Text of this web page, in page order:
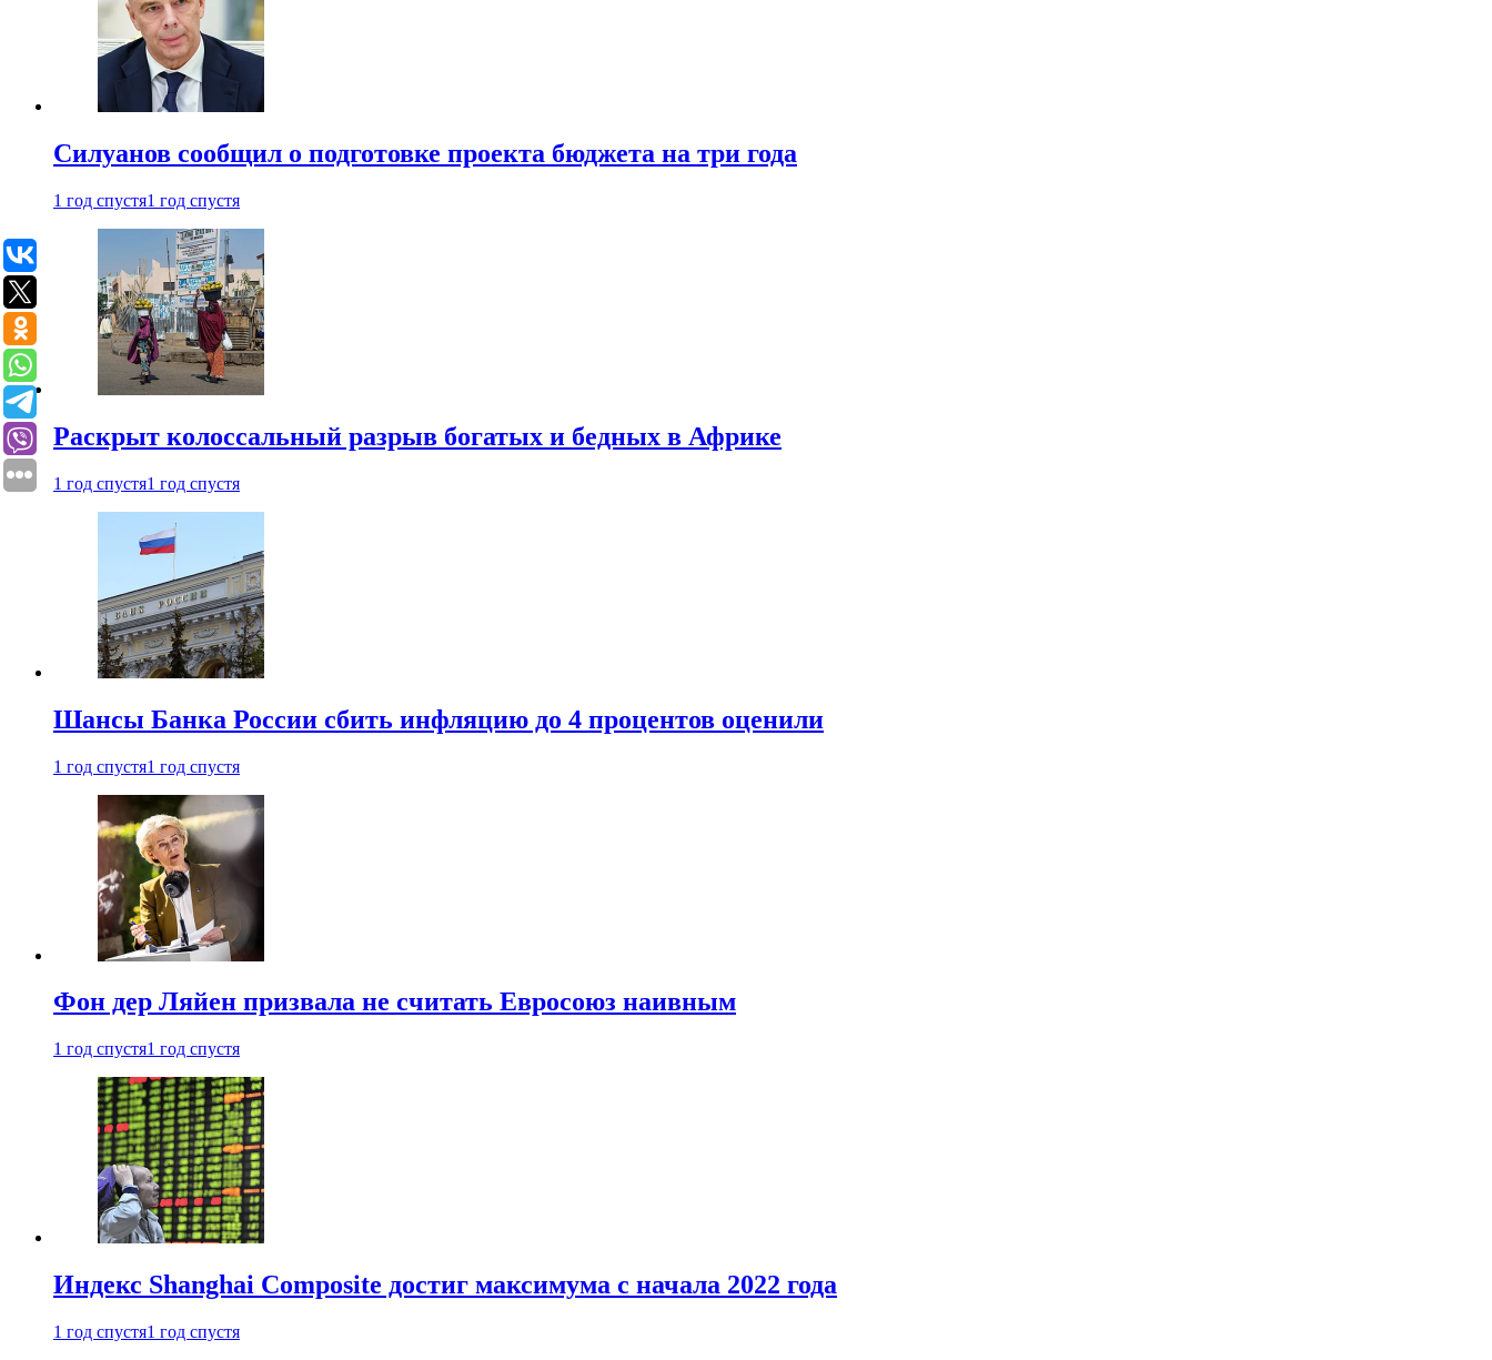
Силуанов сообщил о подготовке проекта бюджета на три года
1 год спустя1 год спустя
Раскрыт колоссальный разрыв богатых и бедных в Африке
1 год спустя1 год спустя
Шансы Банка России сбить инфляцию до 4 процентов оценили
1 год спустя1 год спустя
Фон дер Ляйен призвала не считать Евросоюз наивным
1 год спустя1 год спустя
Индекс Shanghai Composite достиг максимума с начала 2022 года
1 год спустя1 год спустя